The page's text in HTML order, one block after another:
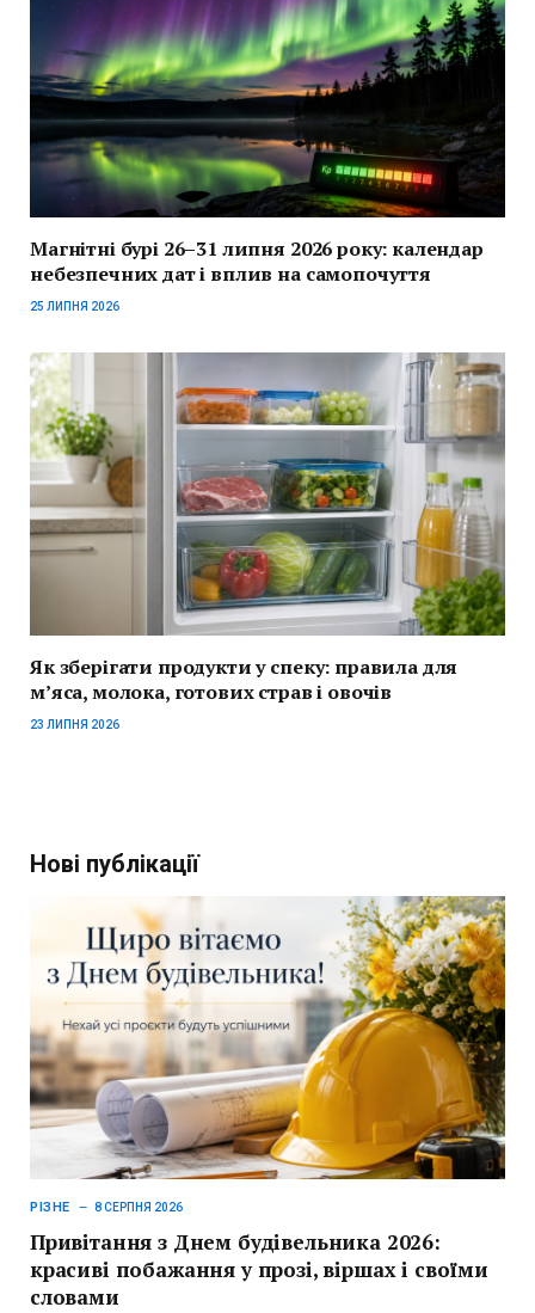
Магнітні бурі 26–31 липня 2026 року: календар
небезпечних дат і вплив на самопочуття
25 ЛИПНЯ 2026
Як зберігати продукти у спеку: правила для
м’яса, молока, готових страв і овочів
23 ЛИПНЯ 2026
Нові публікації
РІЗНЕ 8 СЕРПНЯ 2026
Привітання з Днем будівельника 2026:
красиві побажання у прозі, віршах і своїми
словами